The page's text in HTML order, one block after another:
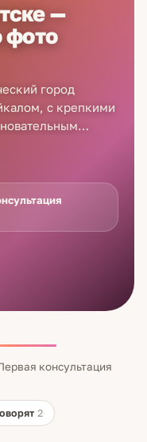
—
фото
город
с крепкими
себя и свои
читает ладонь
холмы и форма
и
Эксперты
телефону.
консультация
2